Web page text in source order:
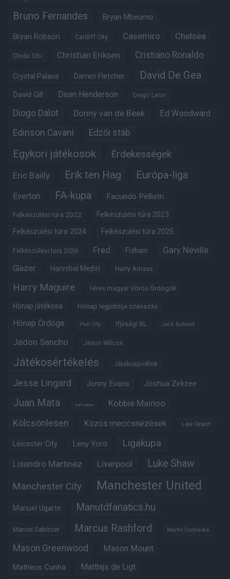
Bruno Fernandes Bryan Mbeumo
Bryan Robson Cardiff City Casemiro Chelsea
Chido Obi Christian Eriksen Cristiano Ronaldo
Crystal Palace Darren Fletcher David De Gea
David Gill Dean Henderson Diego Leon
Diogo Dalot Donny van de Beek Ed Woodward
Edinson Cavani Edzői stáb
Egykori játékosok Érdekességek
Eric Bailly Erik ten Hag Európa-liga
Everton FA-kupa Facundo Pellistri
Felkészülési túra 2022 Felkészülési túra 2023
Felkészülési túra 2024 Felkészülési túra 2025
Felkészülési túra 2026 Fred Fulham Gary Neville
Glazer Hannibal Mejbri Harry Amass
Harry Maguire Híres magyar Vörös Ördögök
Hónap játékosa Hónap legjobbja szavazás
Hónap Ördöge Hull City Ifjúsági BL Jack Butland
Jadon Sancho Jason Wilcox
Játékosértékelés Játékosprofilok
Jesse Lingard Jonny Evans Joshua Zirkzee
Juan Mata Karl Darlow Kobbie Mainoo
Kölcsönlesen Közös meccsnézések Lee Grant
Leicester City Leny Yoro Ligakupa
Lisandro Martinez Liverpool Luke Shaw
Manchester City Manchester United
Manuel Ugarte Manutdfanatics.hu
Marcel Sabitzer Marcus Rashford Martin Dubravka
Mason Greenwood Mason Mount
Matheus Cunha Matthijs de Ligt